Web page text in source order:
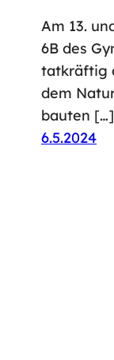
Am 13.
6B des
tatkräftig
dem
bauten […]
6.5.2024